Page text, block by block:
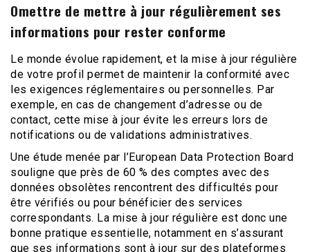
Omettre de mettre à jour régulièrement ses
informations pour rester conforme
Le monde évolue rapidement, et la mise à jour régulière
de votre profil permet de maintenir la conformité avec
les exigences réglementaires ou personnelles. Par
exemple, en cas de changement d’adresse ou de
contact, cette mise à jour évite les erreurs lors de
notifications ou de validations administratives.
Une étude menée par l’European Data Protection Board
souligne que près de 60 % des comptes avec des
données obsolètes rencontrent des difficultés pour
être vérifiés ou pour bénéficier des services
correspondants. La mise à jour régulière est donc une
bonne pratique essentielle, notamment en s’assurant
que ses informations sont à jour sur des plateformes